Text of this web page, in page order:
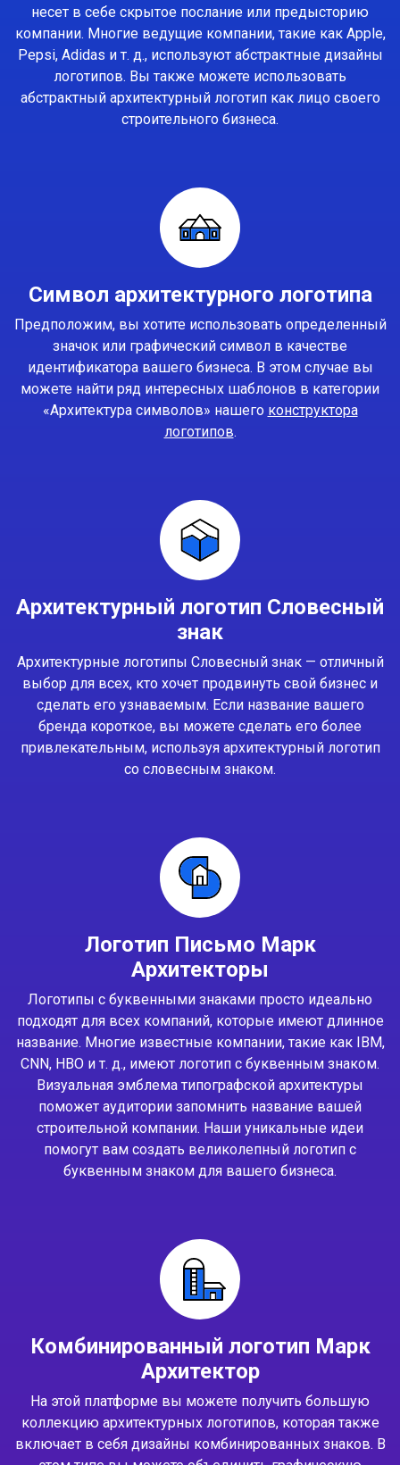
несет в себе скрытое послание или предысторию
компании. Многие ведущие компании, такие как Apple,
Pepsi, Adidas и т. д., используют абстрактные дизайны
логотипов. Вы также можете использовать
абстрактный архитектурный логотип как лицо своего
строительного бизнеса.
Символ архитектурного логотипа
Предположим, вы хотите использовать определенный
значок или графический символ в качестве
идентификатора вашего бизнеса. В этом случае вы
можете найти ряд интересных шаблонов в категории
«Архитектура символов» нашего конструктора
логотипов.
Архитектурный логотип Словесный
знак
Архитектурные логотипы Словесный знак — отличный
выбор для всех, кто хочет продвинуть свой бизнес и
сделать его узнаваемым. Если название вашего
бренда короткое, вы можете сделать его более
привлекательным, используя архитектурный логотип
со словесным знаком.
Логотип Письмо Марк
Архитекторы
Логотипы с буквенными знаками просто идеально
подходят для всех компаний, которые имеют длинное
название. Многие известные компании, такие как IBM,
CNN, HBO и т. д., имеют логотип с буквенным знаком.
Визуальная эмблема типографской архитектуры
поможет аудитории запомнить название вашей
строительной компании. Наши уникальные идеи
помогут вам создать великолепный логотип с
буквенным знаком для вашего бизнеса.
Комбинированный логотип Марк
Архитектор
На этой платформе вы можете получить большую
коллекцию архитектурных логотипов, которая также
включает в себя дизайны комбинированных знаков. В